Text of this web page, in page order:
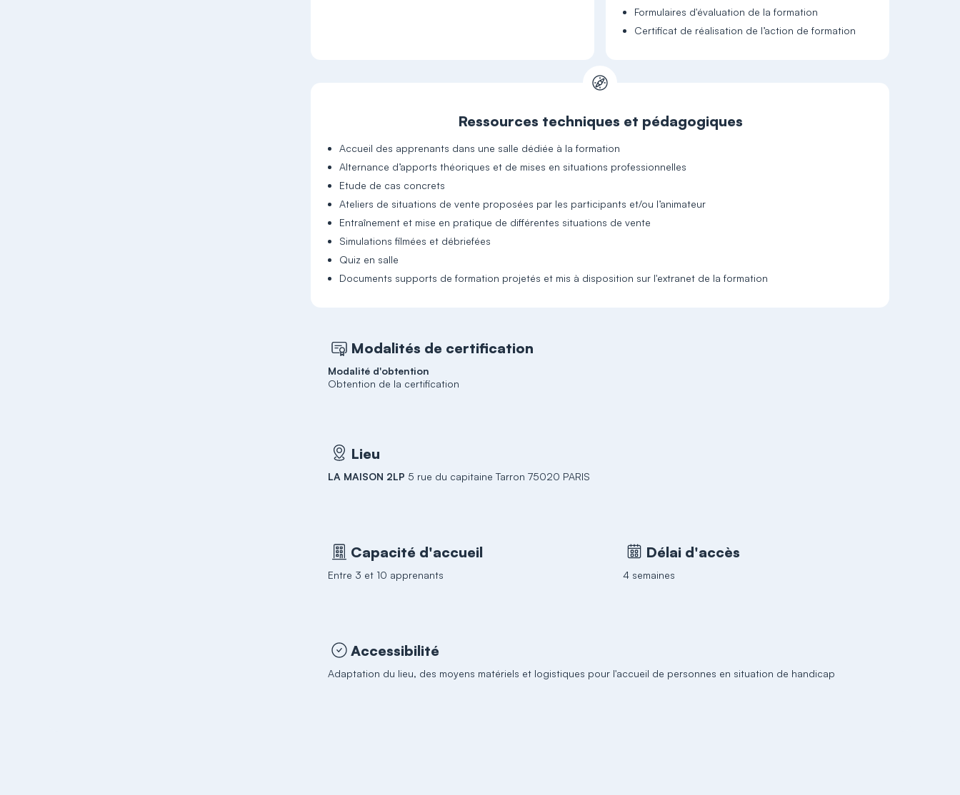
Formulaires d'évaluation de la formation
Certificat de réalisation de l’action de formation
Ressources techniques et pédagogiques
Accueil des apprenants dans une salle dédiée à la formation
Alternance d’apports théoriques et de mises en situations professionnelles
Etude de cas concrets
Ateliers de situations de vente proposées par les participants et/ou l’animateur
Entraînement et mise en pratique de différentes situations de vente
Simulations filmées et débriefées
Quiz en salle
Documents supports de formation projetés et mis à disposition sur l'extranet de la formation
Modalités de certification
Modalité d'obtention
Obtention de la certification
Lieu
LA MAISON 2LP 5 rue du capitaine Tarron 75020 PARIS
Capacité d'accueil
Entre 3 et 10 apprenants
Délai d'accès
4 semaines
Accessibilité
Adaptation du lieu, des moyens matériels et logistiques pour l'accueil de personnes en situation de handicap